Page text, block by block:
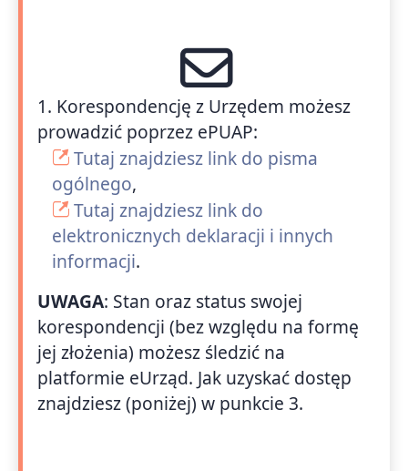
1. Korespondencję z Urzędem możesz
prowadzić poprzez ePUAP:
Tutaj znajdziesz link do pisma
ogólnego,
Tutaj znajdziesz link do
elektronicznych deklaracji i innych
informacji.
UWAGA: Stan oraz status swojej
korespondencji (bez względu na formę
jej złożenia) możesz śledzić na
platformie eUrząd. Jak uzyskać dostęp
znajdziesz (poniżej) w punkcie 3.